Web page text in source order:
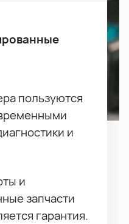
пользуются
и
и
запчасти
гарантия.